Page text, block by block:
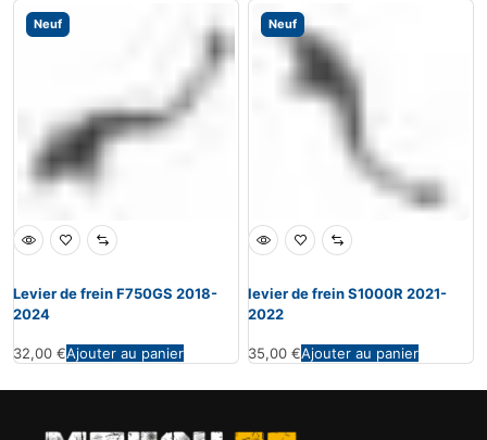
Neuf
Levier de frein F750GS 2018-
2024
32,00 €Ajouter au panier
Neuf
levier de frein S1000R 2021-
2022
35,00 €Ajouter au panier